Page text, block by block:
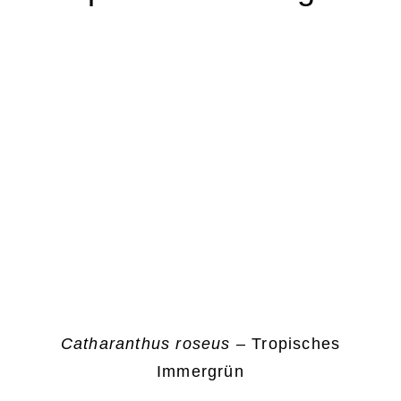
Catharanthus roseus – Tropisches
Immergrün